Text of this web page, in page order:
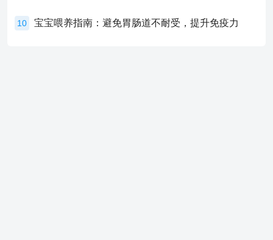
10 宝宝喂养指南：避免胃肠道不耐受，提升免疫力